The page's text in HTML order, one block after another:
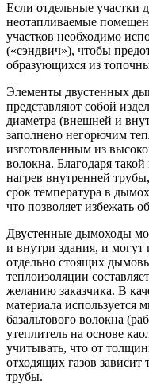
Если отдельные участки
неотапливаемые
участков необходимо
(«сэндвич»), чтобы
образующихся из
Элементы двустенных
представляют собой
диаметра (внешней и
заполнено негорючим
изготовленным из
волокна. Благодаря
нагрев внутренней
срок температура в
что позволяет избежать
Двустенные дымоходы
и внутри здания, и могут
отдельно стоящих
теплоизоляции
желанию заказчика. В
материала используется
базальтового волокна
утеплитель на основе
учитывать, что от
отходящих газов
трубы.